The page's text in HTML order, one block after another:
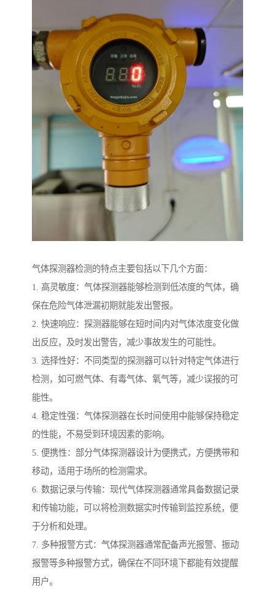
气体探测器检测的特点主要包括以下几个方面：
1. 高灵敏度：气体探测器能够检测到低浓度的气体，确
保在危险气体泄漏初期就能发出警报。
2. 快速响应：探测器能够在短时间内对气体浓度变化做
出反应，及时发出警告，减少事故发生的可能性。
3. 选择性好：不同类型的探测器可以针对特定气体进行
检测，如可燃气体、有毒气体、氧气等，减少误报的可
能性。
4. 稳定性强：气体探测器在长时间使用中能够保持稳定
的性能，不易受到环境因素的影响。
5. 便携性：部分气体探测器设计为便携式，方便携带和
移动，适用于场所的检测需求。
6. 数据记录与传输：现代气体探测器通常具备数据记录
和传输功能，可以将检测数据实时传输到监控系统，便
于分析和处理。
7. 多种报警方式：气体探测器通常配备声光报警、振动
报警等多种报警方式，确保在不同环境下都能有效提醒
用户。